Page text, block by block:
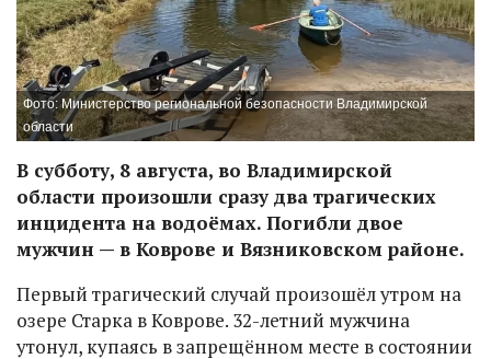
Фото: Министерство региональной безопасности Владимирской
области
В субботу, 8 августа, во Владимирской
области произошли сразу два трагических
инцидента на водоёмах. Погибли двое
мужчин — в Коврове и Вязниковском районе.
Первый трагический случай произошёл утром на
озере Старка в Коврове. 32-летний мужчина
утонул, купаясь в запрещённом месте в состоянии